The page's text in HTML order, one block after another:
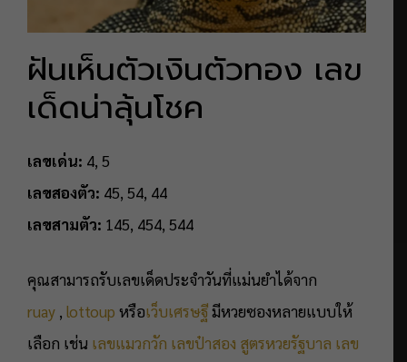
ฝันเห็นตัวเงินตัวทอง เลข
เด็ดน่าลุ้นโชค
เลขเด่น: 4, 5
เลขสองตัว: 45, 54, 44
เลขสามตัว: 145, 454, 544
คุณสามารถรับเลขเด็ดประจำวันที่แม่นยำได้จาก
ruay , lottoup หรือเว็บเศรษฐีมีหวยซองหลายแบบให้
เลือก เช่น เลขแมวกวัก เลขป๋าสอง สูตรหวยรัฐบาล เลข